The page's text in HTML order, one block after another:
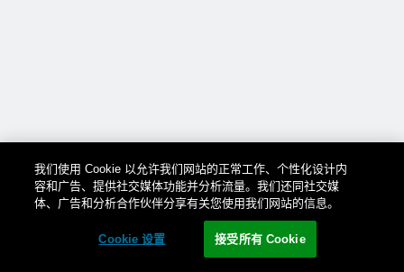
我们使用 Cookie 以允许我们网站的正常工作、个性化设计内
容和广告、提供社交媒体功能并分析流量。我们还同社交媒
体、广告和分析合作伙伴分享有关您使用我们网站的信息。
Cookie 设置 接受所有 Cookie